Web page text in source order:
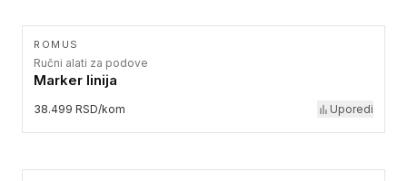
ROMUS
Ručni alati za podove
Marker linija
38.499 RSD/kom Uporedi